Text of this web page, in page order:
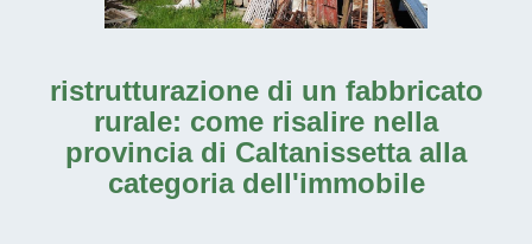
ristrutturazione di un fabbricato
rurale: come risalire nella
provincia di Caltanissetta alla
categoria dell'immobile